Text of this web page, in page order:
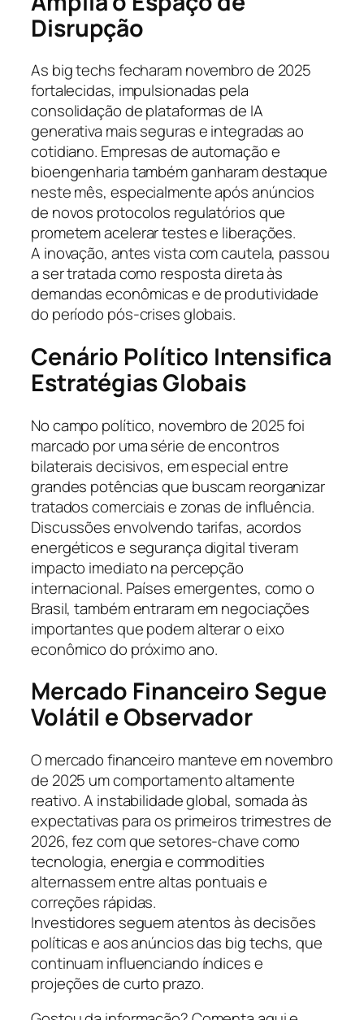
Disrupção
As big techs fecharam novembro de 2025
fortalecidas, impulsionadas pela
consolidação de plataformas de IA
generativa mais seguras e integradas ao
cotidiano. Empresas de automação e
bioengenharia também ganharam destaque
neste mês, especialmente após anúncios
de novos protocolos regulatórios que
prometem acelerar testes e liberações.
A inovação, antes vista com cautela, passou
a ser tratada como resposta direta às
demandas econômicas e de produtividade
do período pós-crises globais.
Cenário Político Intensifica
Estratégias Globais
No campo político, novembro de 2025 foi
marcado por uma série de encontros
bilaterais decisivos, em especial entre
grandes potências que buscam reorganizar
tratados comerciais e zonas de influência.
Discussões envolvendo tarifas, acordos
energéticos e segurança digital tiveram
impacto imediato na percepção
internacional. Países emergentes, como o
Brasil, também entraram em negociações
importantes que podem alterar o eixo
econômico do próximo ano.
Mercado Financeiro Segue
Volátil e Observador
O mercado financeiro manteve em novembro
de 2025 um comportamento altamente
reativo. A instabilidade global, somada às
expectativas para os primeiros trimestres de
2026, fez com que setores-chave como
tecnologia, energia e commodities
alternassem entre altas pontuais e
correções rápidas.
Investidores seguem atentos às decisões
políticas e aos anúncios das big techs, que
continuam influenciando índices e
projeções de curto prazo.